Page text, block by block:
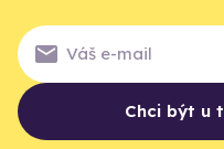
Chci být u